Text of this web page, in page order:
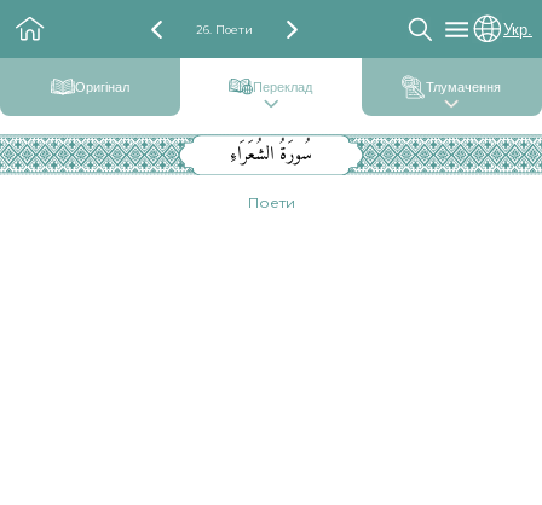
26. Поети Укр.
Оригінал Переклад Тлумачення
سُورَةُ الشُعَرَاءِ
Поети